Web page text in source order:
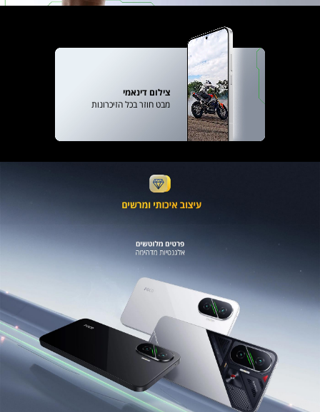
צילום דינאמי
מבט חוזר בכל הזיכרונות